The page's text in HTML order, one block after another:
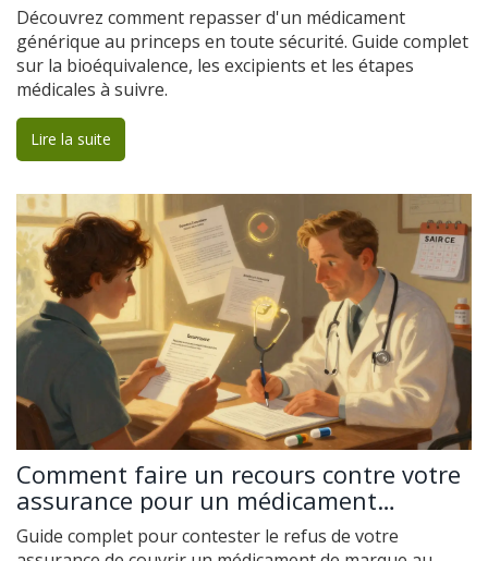
Découvrez comment repasser d'un médicament
générique au princeps en toute sécurité. Guide complet
sur la bioéquivalence, les excipients et les étapes
médicales à suivre.
Lire la suite
Comment faire un recours contre votre
assurance pour un médicament
générique : guide étape par étape
Guide complet pour contester le refus de votre